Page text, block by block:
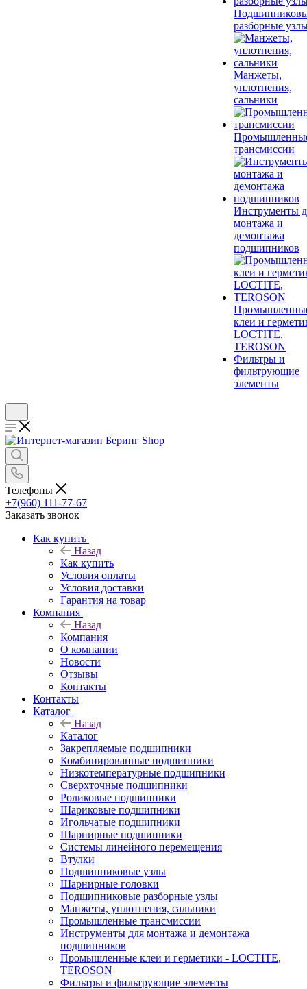
разборные
Манжеты,
уплотнения,
сальники
трансмиссии
Инструменты
монтажа и
демонтажа
подшипников
клеи и
LOCTITE,
TEROSON
Фильтры и
фильтрующие
элементы
Телефоны
+7(960) 111-77-67
Заказать звонок
Как купить
Назад
Как купить
Условия оплаты
Условия доставки
Гарантия на товар
Компания
Назад
Компания
О компании
Новости
Отзывы
Контакты
Контакты
Каталог
Назад
Каталог
Закрепляемые подшипники
Комбинированные подшипники
Низкотемпературные подшипники
Сверхточные подшипники
Роликовые подшипники
Шариковые подшипники
Игольчатые подшипники
Шарнирные подшипники
Системы линейного перемещения
Втулки
Подшипниковые узлы
Шарнирные головки
Подшипниковые разборные узлы
Манжеты, уплотнения, сальники
Промышленные трансмиссии
Инструменты для монтажа и демонтажа
подшипников
Промышленные клеи и герметики - LOCTITE,
TEROSON
Фильтры и фильтрующие элементы